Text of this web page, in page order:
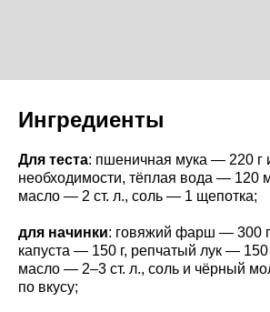
Ингредиенты
Для теста: пшеничная мука — 220 г
необходимости, тёплая вода — 120
масло — 2 ст. л., соль — 1 щепотка;
для начинки: говяжий фарш — 300
капуста — 150 г, репчатый лук — 150
масло — 2–3 ст. л., соль и чёрный
по вкусу;